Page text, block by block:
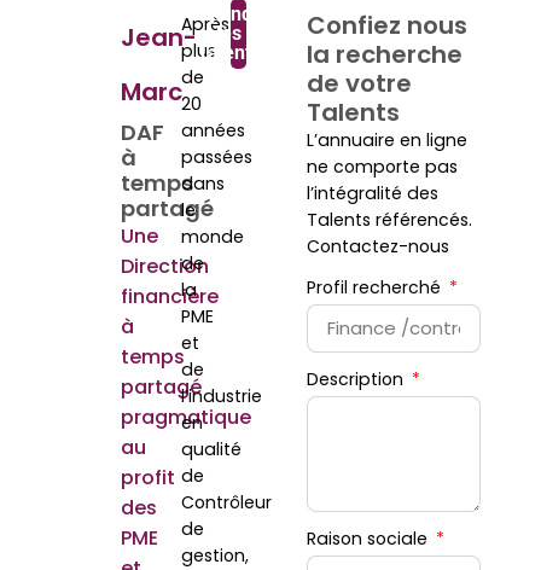
Jean-
Marc
DAF
à
temps
partagé
Une
Direction
financière
à
temps
partagé
pragmatique
au
profit
des
PME
Après
plus
de
20
années
passées
dans
le
monde
de
la
PME
et
de
l’industrie
en
qualité
de
Contrôleur
de
gestion,
Rejoindre
les
Talents
Confiez nous
la recherche
de votre
Talents
L’annuaire en ligne
ne comporte pas
l’intégralité des
Talents référencés.
Contactez-nous
Profil recherché
Description
Raison sociale